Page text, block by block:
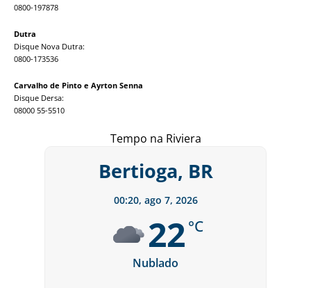
0800-197878
Dutra
Disque Nova Dutra:
0800-173536
Carvalho de Pinto e Ayrton Senna
Disque Dersa:
08000 55-5510
Tempo na Riviera
Bertioga, BR
00:20, ago 7, 2026
22 °C
Nublado